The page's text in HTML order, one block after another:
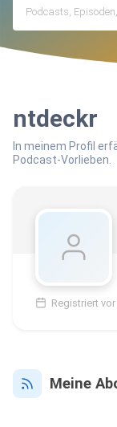
ntdeckr
In meinem Profil
Podcast-Vorlieben.
Registriert
Meine